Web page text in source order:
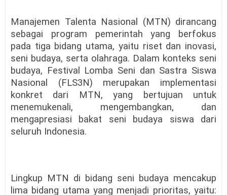
Manajemen Talenta Nasional (MTN) dirancang
sebagai program pemerintah yang berfokus
pada tiga bidang utama, yaitu riset dan inovasi,
seni budaya, serta olahraga. Dalam konteks seni
budaya, Festival Lomba Seni dan Sastra Siswa
Nasional (FLS3N) merupakan implementasi
konkret dari MTN, yang bertujuan untuk
menemukenali, mengembangkan, dan
mengapresiasi bakat seni budaya siswa dari
seluruh Indonesia.
Lingkup MTN di bidang seni budaya mencakup
lima bidang utama yang menjadi prioritas, yaitu: